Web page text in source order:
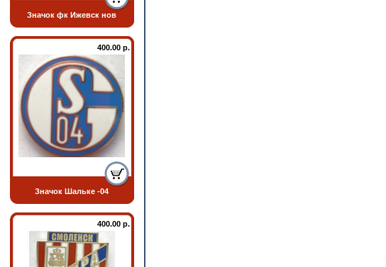
Значок фк Ижевск нов
400.00 р.
Значок Шальке -04
400.00 р.